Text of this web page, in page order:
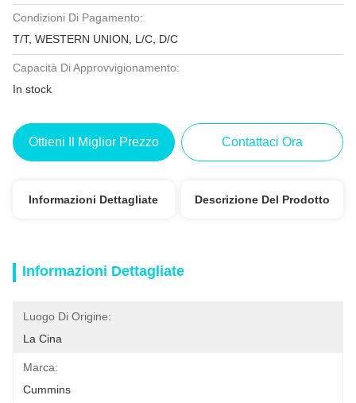
Condizioni Di Pagamento:
T/T, WESTERN UNION, L/C, D/C
Capacità Di Approvvigionamento:
In stock
Ottieni Il Miglior Prezzo Contattaci Ora
Informazioni Dettagliate Descrizione Del Prodotto
Informazioni Dettagliate
Luogo Di Origine:
La Cina
Marca:
Cummins